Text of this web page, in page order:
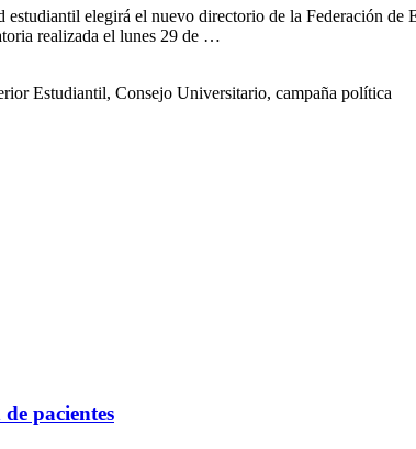
elegirá el nuevo directorio de la Federación
realizada el lunes 29 de …
Estudiantil, Consejo Universitario, campaña política
pacientes